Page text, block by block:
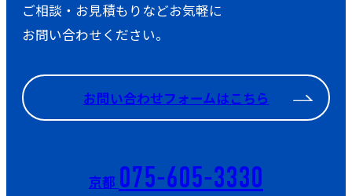
ご相談・お見積もりなどお気軽に
お問い合わせください。
お問い合わせフォームはこちら
京都 075-605-3330